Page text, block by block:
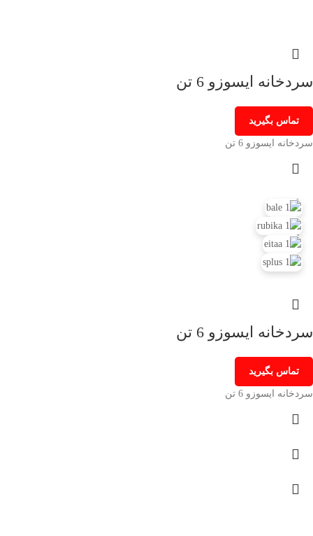
سردخانه ایسوزو 6 تن
تماس بگیرید
سردخانه ایسوزو 6 تن
سردخانه ایسوزو 6 تن
تماس بگیرید
سردخانه ایسوزو 6 تن